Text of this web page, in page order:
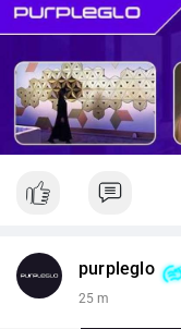
purpleglo
25 m